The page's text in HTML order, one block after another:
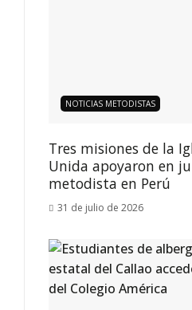
NOTICIAS METODISTAS
Tres misiones de la
Unida apoyaron en
metodista en Perú
31 de julio de 2026